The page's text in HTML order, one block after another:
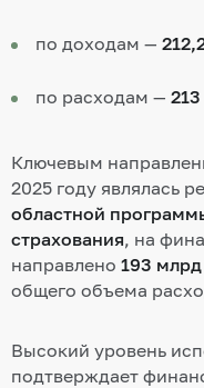
по доходам — 2
по расходам —
Ключевым
2025 году являлась
областной
страхования, на
направлено 193
общего объема
Высокий уровень
подтверждает